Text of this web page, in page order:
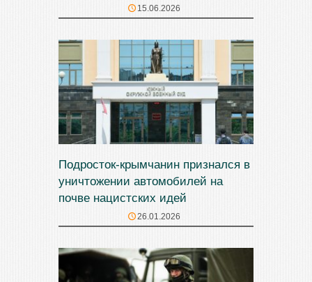
15.06.2026
Подросток-крымчанин признался в
уничтожении автомобилей на
почве нацистских идей
26.01.2026